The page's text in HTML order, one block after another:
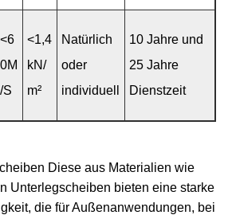
<6
0M
/S
<1,4
kN/
m²
Natürlich
oder
individuell
10 Jahre und
25 Jahre
Dienstzeit
Diese aus Materialien wie
Unterlegscheiben bieten eine starke
die für Außenanwendungen, bei